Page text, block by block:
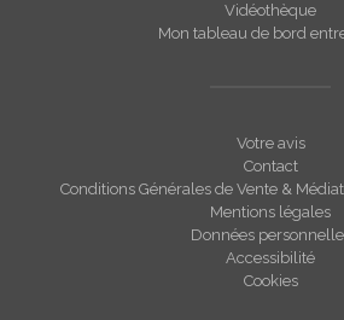
Vidéothèque
Mon tableau de bord
Votre avis
Contact
Conditions Générales de Vente &
Mentions légales
Données
Accessibilité
Cookies